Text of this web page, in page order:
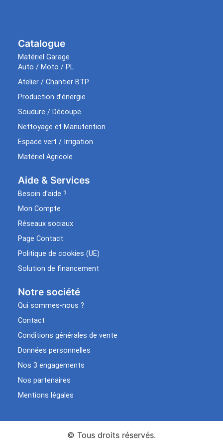
Catalogue
Matériel Garage
Auto / Moto / PL
Atelier / Chantier BTP
Production d’énergie
Soudure / Découpe
Nettoyage et Manutention
Espace vert / Irrigation
Matériel Agricole
Aide & Services​
Besoin d’aide ?
Mon Compte
Réseaux sociaux
Page Contact
Politique de cookies (UE)
Solution de financement
Notre société
Qui sommes-nous ?
Contact
Conditions générales de vente
Données personnelles
Nos 3 engagements
Nos partenaires
Mentions légales
© Tous droits réservés.